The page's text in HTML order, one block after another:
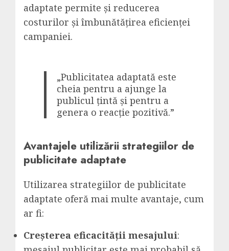
adaptate permite și reducerea
costurilor și îmbunătățirea eficienței
campaniei.
„Publicitatea adaptată este
cheia pentru a ajunge la
publicul țintă și pentru a
genera o reacție pozitivă.”
Avantajele utilizării strategiilor de
publicitate adaptate
Utilizarea strategiilor de publicitate
adaptate oferă mai multe avantaje, cum
ar fi:
Creșterea eficacității mesajului: